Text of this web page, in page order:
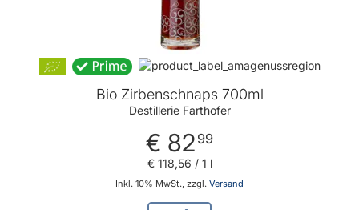
Bio Zirbenschnaps 700ml
Destillerie Farthofer
€ 82 99
Inkl. 10% MwSt., zzgl. Versand
€ 118,56 / 1 l